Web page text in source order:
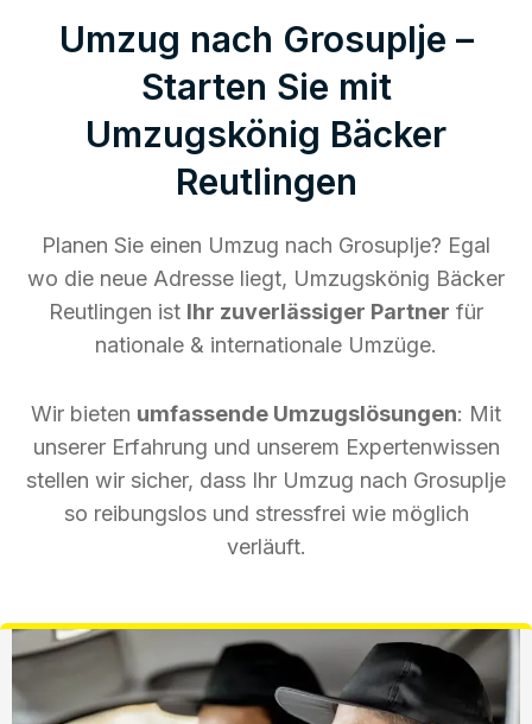
Umzug nach Grosuplje –
Starten Sie mit
Umzugskönig Bäcker
Reutlingen
Planen Sie einen Umzug nach Grosuplje? Egal
wo die neue Adresse liegt, Umzugskönig Bäcker
Reutlingen ist Ihr zuverlässiger Partner für
nationale & internationale Umzüge.
Wir bieten umfassende Umzugslösungen: Mit
unserer Erfahrung und unserem Expertenwissen
stellen wir sicher, dass Ihr Umzug nach Grosuplje
so reibungslos und stressfrei wie möglich
verläuft.